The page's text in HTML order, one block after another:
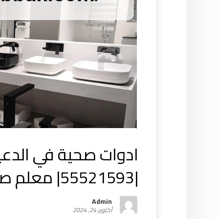
ادوات صحية في
|55521593| معلم صحى
Admin
أكتوبر 24, 2024